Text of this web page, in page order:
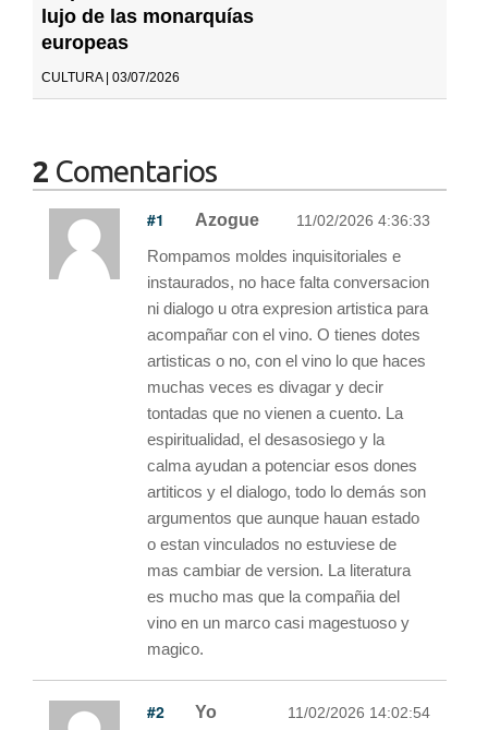
lujo de las monarquías
europeas
CULTURA | 03/07/2026
2 Comentarios
#1 Azogue 11/02/2026 4:36:33
Rompamos moldes inquisitoriales e
instaurados, no hace falta conversacion
ni dialogo u otra expresion artistica para
acompañar con el vino. O tienes dotes
artisticas o no, con el vino lo que haces
muchas veces es divagar y decir
tontadas que no vienen a cuento. La
espiritualidad, el desasosiego y la
calma ayudan a potenciar esos dones
artiticos y el dialogo, todo lo demás son
argumentos que aunque hauan estado
o estan vinculados no estuviese de
mas cambiar de version. La literatura
es mucho mas que la compañia del
vino en un marco casi magestuoso y
magico.
#2 Yo 11/02/2026 14:02:54